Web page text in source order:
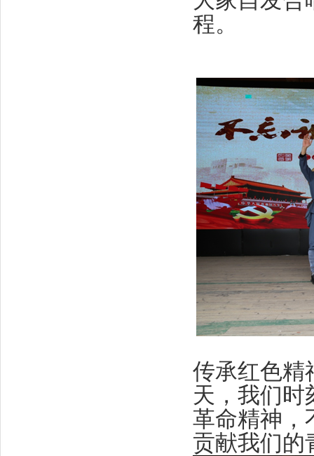
程。
传承红色精
天，我们时
革命精神，
贡献我们的